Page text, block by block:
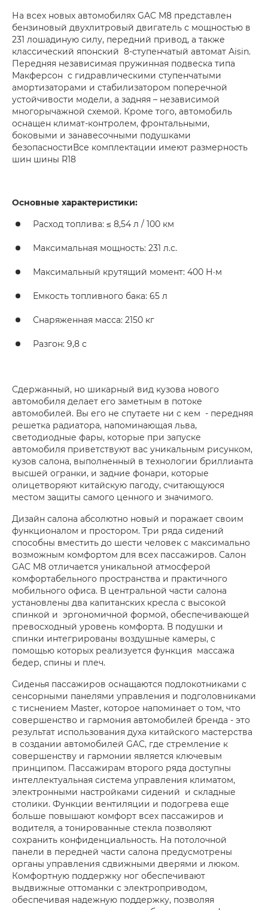
На всех новых автомобилях GAC М8 представлен
бензиновый двухлитровый двигатель с мощностью в
231 лошадиную силу, передний привод, а также
классический японский 8-ступенчатый автомат Aisin.
Передняя независимая пружинная подвеска типа
Макферсон с гидравлическими ступенчатыми
амортизаторами и стабилизатором поперечной
устойчивости модели, а задняя – независимой
многорычажной схемой. Кроме того, автомобиль
оснащен климат-контролем, фронтальными,
боковыми и занавесочными подушками
безопасностиВсе комплектации имеют размерность
шин шины R18
Основные характеристики:
Расход топлива: ≤ 8,54 л / 100 км
Максимальная мощность: 231 л.с.
Максимальный крутящий момент: 400 Н·м
Емкость топливного бака: 65 л
Снаряженная масса: 2150 кг
Разгон: 9,8 с
Сдержанный, но шикарный вид кузова нового
автомобиля делает его заметным в потоке
автомобилей. Вы его не спутаете ни с кем - передняя
решетка радиатора, напоминающая льва,
светодиодные фары, которые при запуске
автомобиля приветствуют вас уникальным рисунком,
кузов салона, выполненный в технологии бриллианта
высшей огранки, и задние фонари, которые
олицетворяют китайскую пагоду, считающуюся
местом защиты самого ценного и значимого.
Дизайн салона абсолютно новый и поражает своим
функционалом и простором. Три ряда сидений
способны вместить до шести человек с максимально
возможным комфортом для всех пассажиров. Салон
GAC M8 отличается уникальной атмосферой
комфортабельного пространства и практичного
мобильного офиса. В центральной части салона
установлены два капитанских кресла с высокой
спинкой и эргономичной формой, обеспечивающей
превосходный уровень комфорта. В подушки и
спинки интегрированы воздушные камеры, с
помощью которых реализуется функция массажа
бедер, спины и плеч.
Сиденья пассажиров оснащаются подлокотниками с
сенсорными панелями управления и подголовниками
с тиснением Master, которое напоминает о том, что
совершенство и гармония автомобилей бренда - это
результат использования духа китайского мастерства
в создании автомобилей GAC, где стремление к
совершенству и гармонии является ключевым
принципом. Пассажирам второго ряда доступны
интеллектуальная система управления климатом,
электронными настройками сидений и складные
столики. Функции вентиляции и подогрева еще
больше повышают комфорт всех пассажиров и
водителя, а тонированные стекла позволяют
сохранить конфиденциальность. На потолочной
панели в передней части салона предусмотрены
органы управления сдвижными дверями и люком.
Комфортную поддержку ног обеспечивают
выдвижные оттоманки с электроприводом,
обеспечивая надежную поддержку, позволяя